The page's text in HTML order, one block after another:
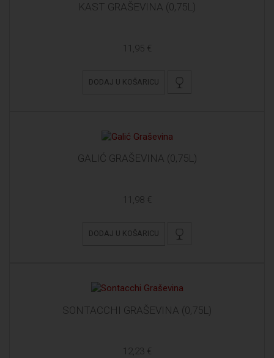
KAST GRAŠEVINA (0,75L)
11,95 €
DODAJ U KOŠARICU
GALIĆ GRAŠEVINA (0,75L)
11,98 €
DODAJ U KOŠARICU
SONTACCHI GRAŠEVINA (0,75L)
12,23 €